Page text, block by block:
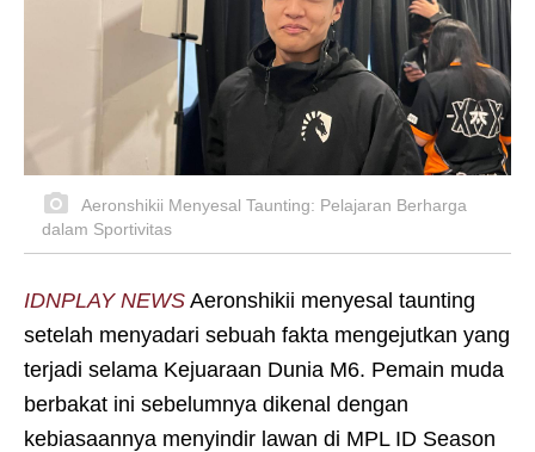
Aeronshikii Menyesal Taunting: Pelajaran Berharga
dalam Sportivitas
IDNPLAY NEWS Aeronshikii menyesal taunting
setelah menyadari sebuah fakta mengejutkan yang
terjadi selama Kejuaraan Dunia M6. Pemain muda
berbakat ini sebelumnya dikenal dengan
kebiasaannya menyindir lawan di MPL ID Season